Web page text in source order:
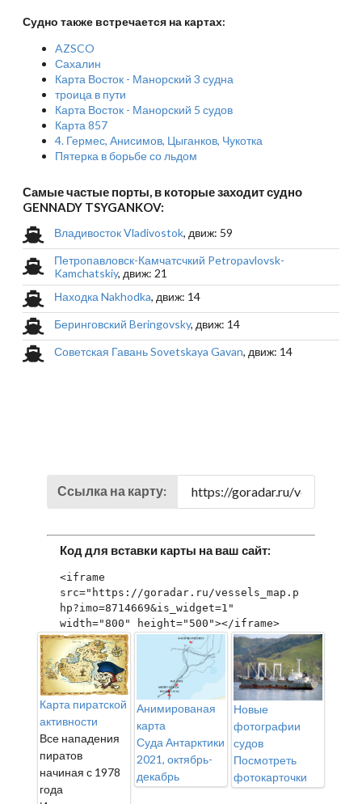
Судно также встречается на картах:
AZSCO
Сахалин
Карта Восток - Манорский 3 судна
троица в пути
Карта Восток - Манорский 5 судов
Карта 857
4. Гермес, Анисимов, Цыганков, Чукотка
Пятерка в борьбе со льдом
Самые частые порты, в которые заходит судно
GENNADY TSYGANKOV:
Владивосток Vladivostok, движ: 59
Петропавловск-Камчатсчкий Petropavlovsk-
Kamchatskiy, движ: 21
Находка Nakhodka, движ: 14
Беринговский Beringovsky, движ: 14
Советская Гавань Sovetskaya Gavan, движ: 14
Ссылка на карту:
Код для вставки карты на ваш сайт:
<iframe
src="https://goradar.ru/vessels_map.p
hp?imo=8714669&is_widget=1"
width="800" height="500"></iframe>
Карта пиратской
активности
Все нападения
пиратов
начиная с 1978
года
Анимированая
карта
Суда Антарктики
2021, октябрь-
декабрь
Новые
фотографии
судов
Посмотреть
фотокарточки